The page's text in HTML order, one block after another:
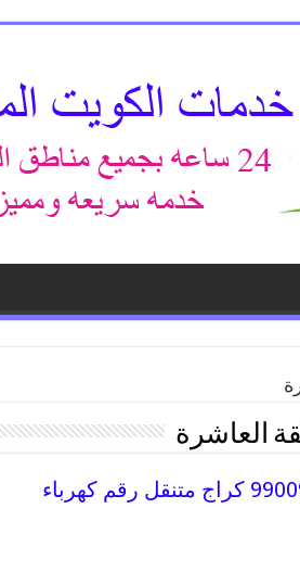
العاشرة
افضل خدمة بنشر المنطقة العاشرة 99009551 كراج متنقل رقم كهرباء